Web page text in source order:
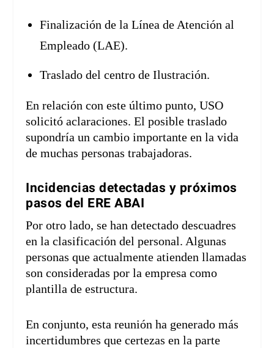
Finalización de la Línea de Atención al
Empleado (LAE).
Traslado del centro de Ilustración.
En relación con este último punto, USO
solicitó aclaraciones. El posible traslado
supondría un cambio importante en la vida
de muchas personas trabajadoras.
Incidencias detectadas y próximos
pasos del ERE ABAI
Por otro lado, se han detectado descuadres
en la clasificación del personal. Algunas
personas que actualmente atienden llamadas
son consideradas por la empresa como
plantilla de estructura.
En conjunto, esta reunión ha generado más
incertidumbres que certezas en la parte